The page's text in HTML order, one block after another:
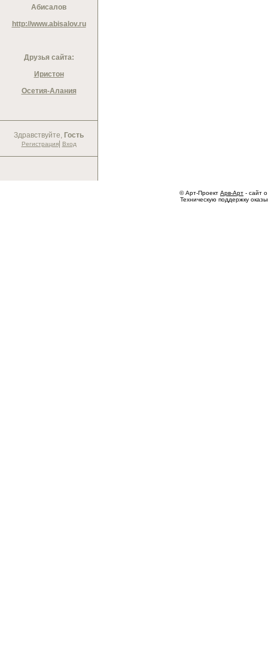
Абисалов
http://www.abisalov.ru
Друзья сайта:
Иристон
Осетия-Алания
Здравствуйте, Гость
Регистрация| Вход
© Арт-Проект Арв-Арт - сайт
Техническую поддержку